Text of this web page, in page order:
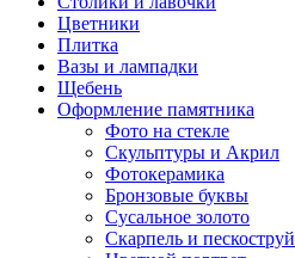
Цветники
Плитка
Вазы и лампадки
Щебень
Оформление памятника
Фото на стекле
Скульптуры и Акрил
Фотокерамика
Бронзовые буквы
Сусальное золото
Скарпель и пескоструй